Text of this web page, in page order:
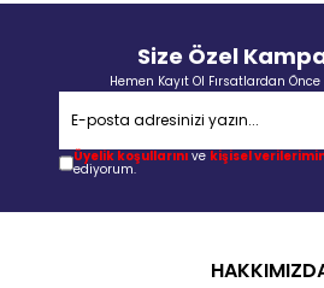
Size Özel
Hemen Kayıt Ol Fırsatlardan
Üyelik koşullarını ve kişisel
ediyorum.